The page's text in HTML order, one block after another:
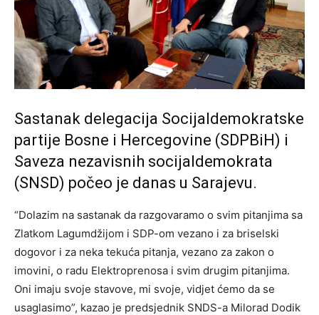
Sastanak delegacija Socijaldemokratske
partije Bosne i Hercegovine (SDPBiH) i
Saveza nezavisnih socijaldemokrata
(SNSD) počeo je danas u Sarajevu.
“Dolazim na sastanak da razgovaramo o svim pitanjima sa
Zlatkom Lagumdžijom i SDP-om vezano i za briselski
dogovor i za neka tekuća pitanja, vezano za zakon o
imovini, o radu Elektroprenosa i svim drugim pitanjima.
Oni imaju svoje stavove, mi svoje, vidjet ćemo da se
usaglasimo”, kazao je predsjednik SNDS-a Milorad Dodik